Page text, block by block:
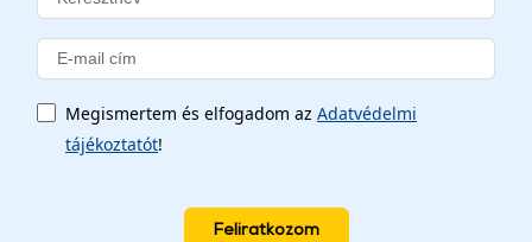
Megismertem és elfogadom az Adatvédelmi
tájékoztatót!
Feliratkozom